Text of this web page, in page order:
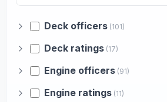
Deck officers (101)
Deck ratings (17)
Engine officers (91)
Engine ratings (11)